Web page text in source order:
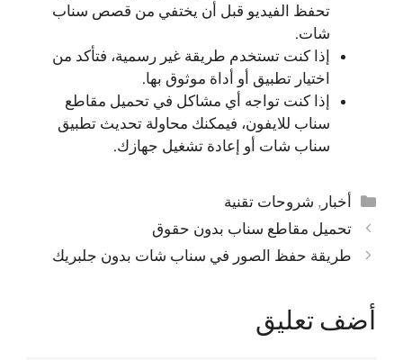
تحفظ الفيديو قبل أن يختفي من قصص سناب
شات.
إذا كنت تستخدم طريقة غير رسمية، فتأكد من
اختيار تطبيق أو أداة موثوق بها.
إذا كنت تواجه أي مشاكل في تحميل مقاطع
سناب للايفون، فيمكنك محاولة تحديث تطبيق
سناب شات أو إعادة تشغيل جهازك.
التصنيفات
أخبار, شروحات تقنية
تحميل مقاطع سناب بدون حقوق
طريقة حفظ الصور في سناب شات بدون جلبريك
أضف تعليق